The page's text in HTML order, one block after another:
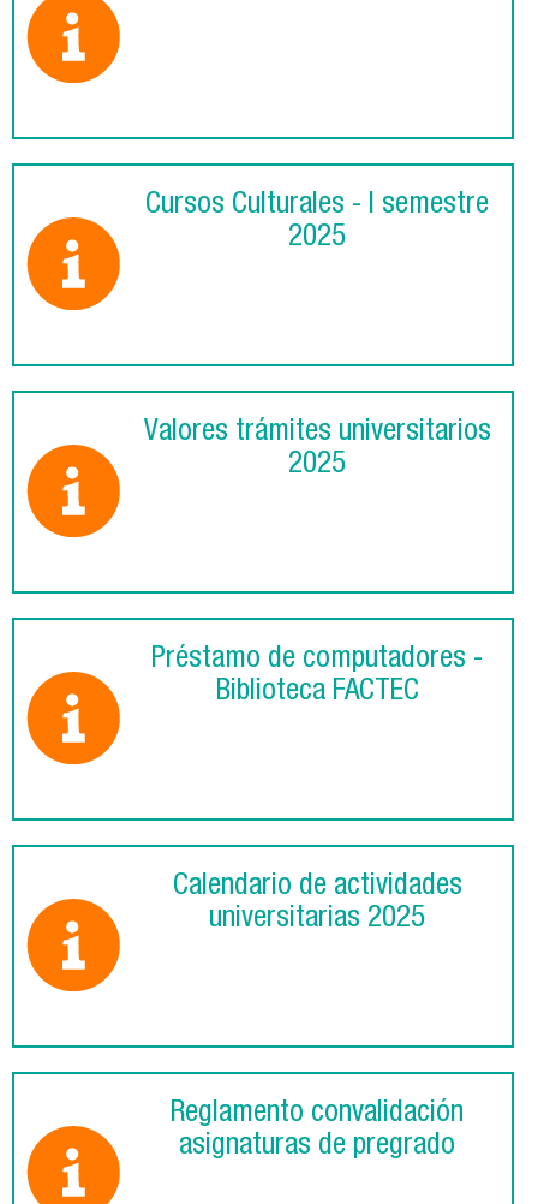
Cursos Culturales - I semestre
2025
Valores trámites universitarios
2025
Préstamo de computadores -
Biblioteca FACTEC
Calendario de actividades
universitarias 2025
Reglamento convalidación
asignaturas de pregrado